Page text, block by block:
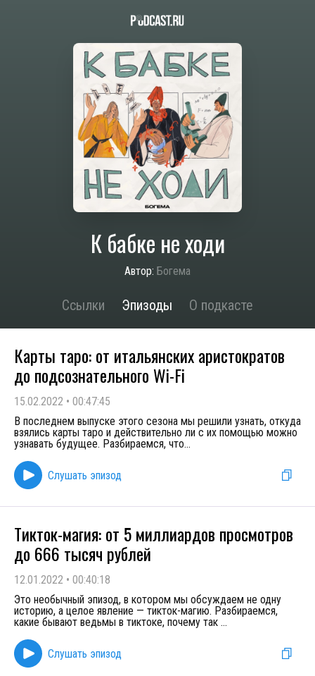
К бабке не ходи
Автор: Богема
Ссылки Эпизоды О подкасте
Карты таро: от итальянских аристократов
до подсознательного Wi-Fi
15.02.2022 • 00:47:45
В последнем выпуске этого сезона мы решили узнать, откуда
взялись карты таро и действительно ли с их помощью можно
узнавать будущее. Разбираемся, что...
Слушать эпизод
Тикток-магия: от 5 миллиардов просмотров
до 666 тысяч рублей
12.01.2022 • 00:40:18
Это необычный эпизод, в котором мы обсуждаем не одну
историю, а целое явление — тикток-магию. Разбираемся,
какие бывают ведьмы в тиктоке, почему так ...
Слушать эпизод